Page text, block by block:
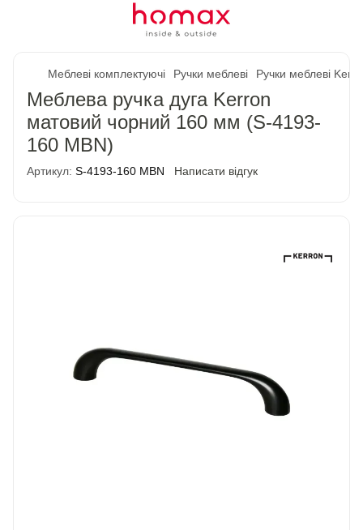
Меблеві комплектуючі Ручки меблеві Ручки меблеві
Меблева ручка дуга Kerron
матовий чорний 160 мм (S-4193-
160 MBN)
Артикул: S-4193-160 MBN Написати відгук